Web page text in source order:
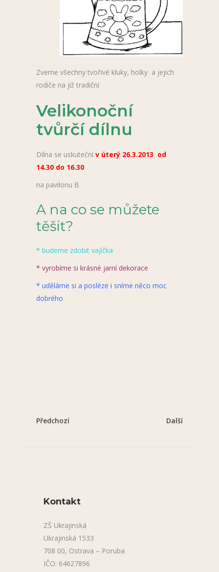
Zveme všechny tvořivé kluky, holky a jejich
rodiče na již tradiční
Velikonoční
tvůrčí dílnu
Dílna se uskuteční v úterý 26.3.2013 od
14.30 do 16.30
na pavilonu B
A na co se můžete
těšit?
* budeme zdobit vajíčka
* vyrobíme si krásné jarní dekorace
* uděláme si a posléze i sníme něco moc
dobrého
Předchozí Další
Kontakt
ZŠ Ukrajinská
Ukrajinská 1533
708 00, Ostrava – Poruba
IČO: 64627896